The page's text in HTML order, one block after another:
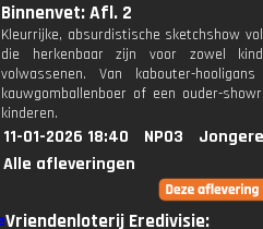
Binnenvet: Afl. 2
Kleurrijke, absurdistische sketchshow
die herkenbaar zijn voor zowel
volwassenen. Van kabouter-
kauwgomballenboer of een ouder-
kinderen.
11-01-2026 18:40 NPO3
Alle afleveringen
Vriendenloterij Eredivisie: